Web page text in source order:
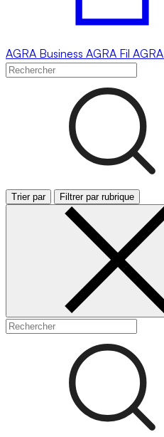
AGRA Business AGRA Fil AGRA
Trier par Filtrer par rubrique